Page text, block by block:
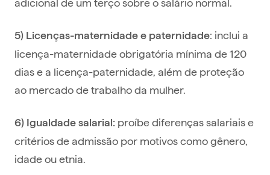
5) Licenças-maternidade e paternidade: inclui a
licença-maternidade obrigatória mínima de 120
dias e a licença-paternidade, além de proteção
ao mercado de trabalho da mulher.
6) Igualdade salarial: proíbe diferenças salariais e
critérios de admissão por motivos como gênero,
idade ou etnia.